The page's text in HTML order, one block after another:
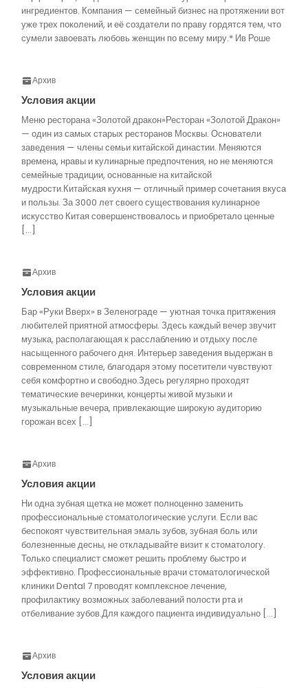
ингредиентов. Компания — семейный бизнес на протяжении вот
уже трех поколений, и её создатели по праву гордятся тем, что
сумели завоевать любовь женщин по всему миру.* Ив Роше
Архив
Условия акции
Меню ресторана «Золотой дракон»Ресторан «Золотой Дракон»
— один из самых старых ресторанов Москвы. Основатели
заведения — члены семьи китайской династии. Меняются
времена, нравы и кулинарные предпочтения, но не меняются
семейные традиции, основанные на китайской
мудрости.Китайская кухня — отличный пример сочетания вкуса
и пользы. За 3000 лет своего существования кулинарное
искусство Китая совершенствовалось и приобретало ценные
[…]
Архив
Условия акции
Бар «Руки Вверх» в Зеленограде — уютная точка притяжения
любителей приятной атмосферы. Здесь каждый вечер звучит
музыка, располагающая к расслаблению и отдыху после
насыщенного рабочего дня. Интерьер заведения выдержан в
современном стиле, благодаря этому посетители чувствуют
себя комфортно и свободно.Здесь регулярно проходят
тематические вечеринки, концерты живой музыки и
музыкальные вечера, привлекающие широкую аудиторию
горожан всех […]
Архив
Условия акции
Ни одна зубная щетка не может полноценно заменить
профессиональные стоматологические услуги. Если вас
беспокоят чувствительная эмаль зубов, зубная боль или
болезненные десны, не откладывайте визит к стоматологу.
Только специалист сможет решить проблему быстро и
эффективно. Профессиональные врачи стоматологической
клиники Dental 7 проводят комплексное лечение,
профилактику возможных заболеваний полости рта и
отбеливание зубов.Для каждого пациента индивидуально […]
Архив
Условия акции